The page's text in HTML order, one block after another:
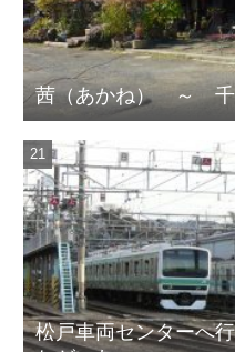
茜（あかね） ～ 千
松戸車両センターへ